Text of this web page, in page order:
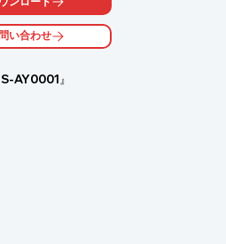
です。
ム式 PID 制御で、安定した昇温とキ
す。上扉の開閉は三箇所で止まりま
できます。オプションの還元バーナ
い合わせ
AY0001』